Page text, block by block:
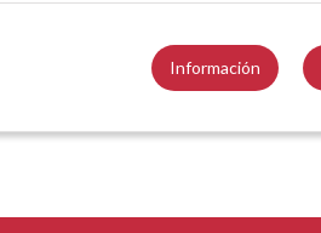
Información